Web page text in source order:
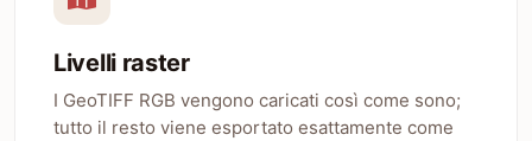
Livelli raster
I GeoTIFF RGB vengono caricati così come sono;
tutto il resto viene esportato esattamente come